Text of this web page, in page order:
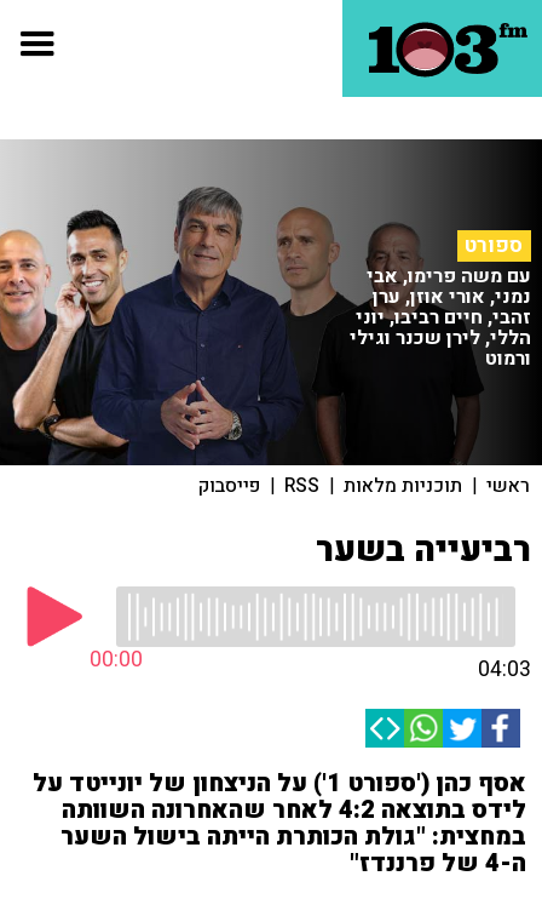
ספורט
עם משה פרימו, אבי
נמני, אורי אוזן, ערן
זהבי, חיים רביבו, יוני
הללי, לירן שכנר וגילי
ורמוט
ראשי | תוכניות מלאות |
RSS
| פייסבוק
רביעייה בשער
00:00 04:03
אסף כהן ('ספורט 1') על הניצחון של יונייטד על
לידס בתוצאה 4:2 לאחר שהאחרונה השוותה
במחצית: "גולת הכותרת הייתה בישול השער
ה-4 של פרננדז"